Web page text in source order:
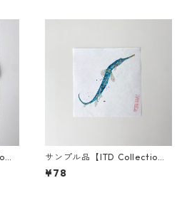
サンプル品【ITD Collectio
n】ミニサイズ ライスペーパー
RSM2721 デコパージュ
¥78